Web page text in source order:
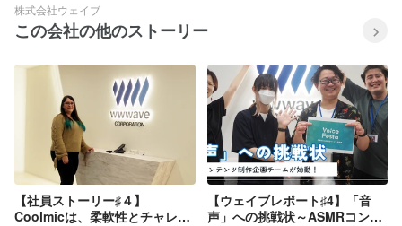
株式会社ウェイブ
この会社の他のストーリー
【社員ストーリー♯４】
Coolmicは、柔軟性とチャレン
【ウェイブレポート♯4】「音
声」への挑戦状～ASMRコンテ